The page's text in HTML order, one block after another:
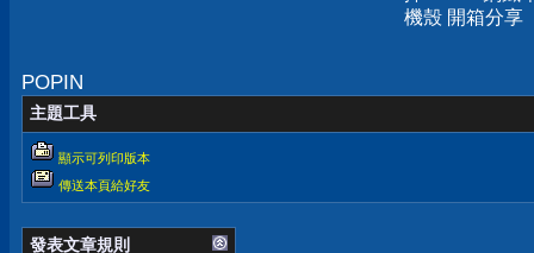
機殼 開箱分享
POPIN
主題工具
顯示可列印版本
傳送本頁給好友
發表文章規則